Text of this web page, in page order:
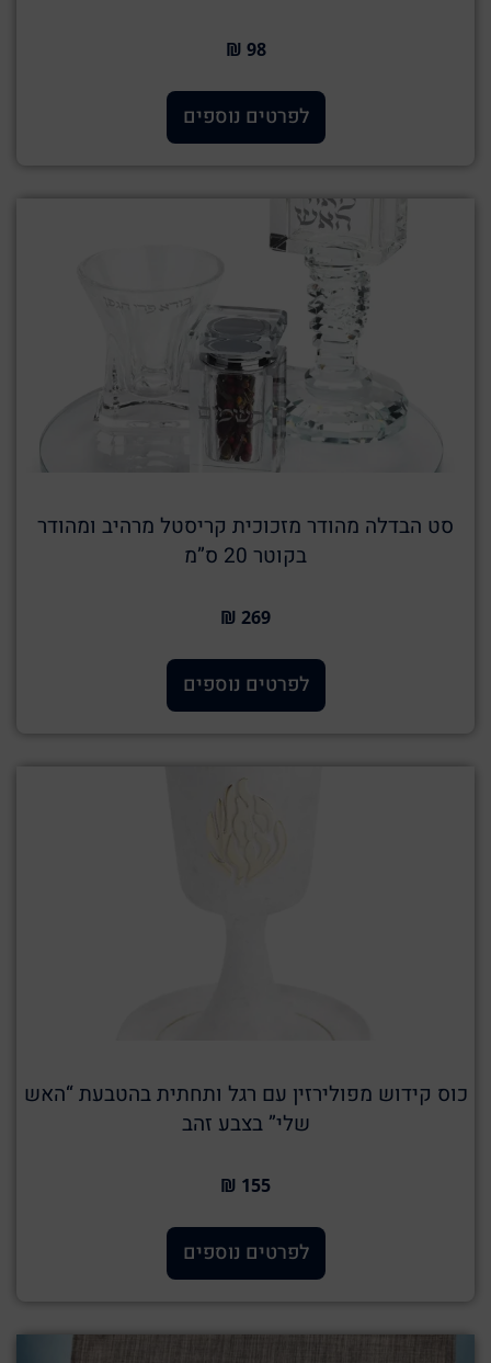
98 ₪
לפרטים נוספים
סט הבדלה מהודר מזכוכית קריסטל מרהיב ומהודר
בקוטר 20 ס”מ
269 ₪
לפרטים נוספים
כוס קידוש מפולירזין עם רגל ותחתית בהטבעת “האש
שלי” בצבע זהב
155 ₪
לפרטים נוספים